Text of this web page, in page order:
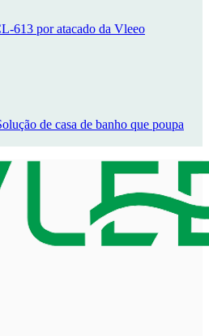
613 por atacado da Vleeo
de casa de banho que poupa